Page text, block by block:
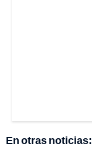
En otras noticias: